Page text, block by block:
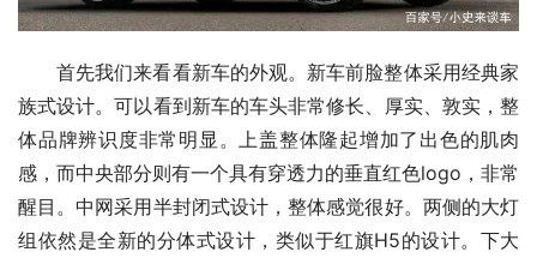
首先我们来看看新车的外观。新车前脸整体采用经典家
族式设计。可以看到新车的车头非常修长、厚实、敦实，整
体品牌辨识度非常明显。上盖整体隆起增加了出色的肌肉
感，而中央部分则有一个具有穿透力的垂直红色logo，非常
醒目。中网采用半封闭式设计，整体感觉很好。两侧的大灯
组依然是全新的分体式设计，类似于红旗H5的设计。下大